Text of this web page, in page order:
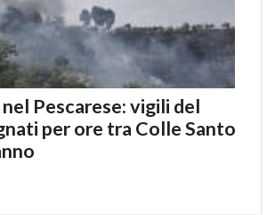
Pescarese: vigili del
per ore tra Colle Santo